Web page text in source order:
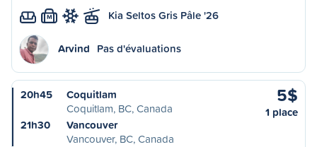
M Kia Seltos Gris Pâle '26
Arvind Pas d'évaluations
20h45
Coquitlam
Coquitlam, BC, Canada
21h30
Vancouver
Vancouver, BC, Canada
5$
1 place